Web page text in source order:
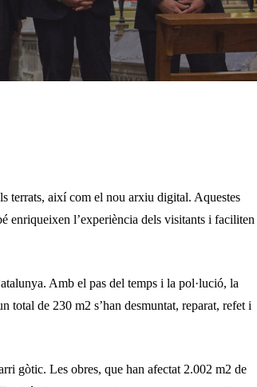
terrats, així com el nou arxiu digital. Aquestes
enriqueixen l’experiència dels visitants i faciliten
Amb el pas del temps i la pol·lució, la
total de 230 m2 s’han desmuntat, reparat, refet i
gòtic. Les obres, que han afectat 2.002 m2 de